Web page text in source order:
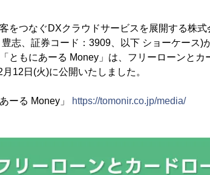
をつなぐDXクラウドサービスを展開する株
志、証券コード：3909、以下 ショーケース)
ともにあーる Money」は、フリーローンと
12日(火)に公開いたしました。
ーる Money」 https://tomonir.co.jp/media/